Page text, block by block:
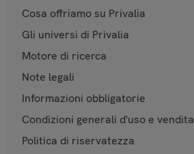
Cosa offriamo su Privalia
Gli universi di Privalia
Motore di ricerca
Note legali
Informazioni obbligatorie
Condizioni generali d'uso e vendita
Politica di riservatezza